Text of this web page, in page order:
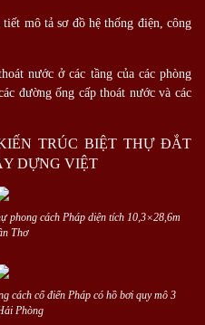
mô tả sơ đồ hệ thống điện, công
nước ở các tầng của các phòng
đường ống cấp thoát nước và các
TRÚC BIỆT THỰ ĐẮT
DỰNG VIỆT
phong cách Pháp diện tích 10,3×28,6m
Thơ
cách cổ điển Pháp có hồ bơi quy mô 3
Phòng